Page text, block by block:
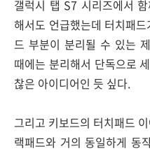
갤럭시 탭 S7 시리즈에서
해서도 언급했는데 터치패
드 부분이 분리될 수 있는
때에는 분리해서 단독으로
찮은 아이디어인 듯 싶다.
그리고 키보드의 터치패드
랙패드와 거의 동일하게 동